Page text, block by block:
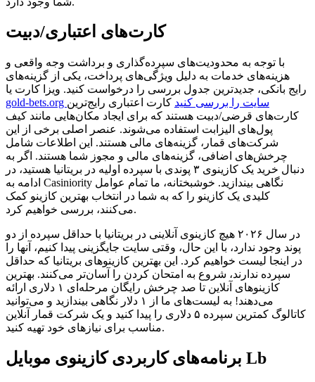
کارت‌های اعتباری/دبیت
با توجه به محدودیت‌های سپرده‌گذاری و برداشت وجه واقعی و
هزینه‌های خدمات به دلیل ویژگی‌های پرداخت، یکی از گزینه‌های
رایج بانکی، جدیدترین جدول بررسی را درخواست کنید. ویزا کارت یا
gold-bets.org سایت را بررسی کنید کارت اعتباری رایج‌ترین
کارت‌های قرضی/دبیت هستند که برای ایجاد مکان‌هایی مانند کیف
پول‌های الیزابت استفاده می‌شوند. عنصر اصلی برخی از این
شرکت‌های قمار، گزینه‌های مالی هستند. این اطلاعات شامل
چرخش‌های اضافی، گزینه‌های مالی و مجوز شما هستند. اگر به
دنبال خرید یک کازینوی ۳ پوندی با سپرده اولیه در بریتانیا هستید، در
ادامه به Casiniority نگاهی بیندازید. خوشبختانه، ما تمام عوامل
کلیدی یک کازینو را که به شما در انتخاب بهترین کازینو کمک
می‌کنند، بررسی خواهیم کرد.
در سال ۲۰۲۶ هیچ کازینوی آنلاینی در بریتانیا با حداقل سپرده از دو
پوند وجود ندارد، با این حال، وقتی سایت جایگزینی پیدا کنیم، آنها را
در اینجا لیست خواهیم کرد. این بهترین کازینوهای بریتانیا که حداقل
سپرده ندارند، شروع به امتحان کردن را آسان‌تر می‌کنند. بهترین
کازینوهای آنلاین تا صد چرخش رایگان مرحله‌ای ۱ دلاری ارائه
می‌دهند! به لیست‌های ما از ۱ دلار نگاهی بیندازید و می‌توانید
کاتالوگ کمترین سپرده ۵ دلاری را پیدا کنید و یک شرکت قمار آنلاین
مناسب برای نیازهای خود تهیه کنید.
برنامه‌های کاربردی کازینوی موبایل Lb